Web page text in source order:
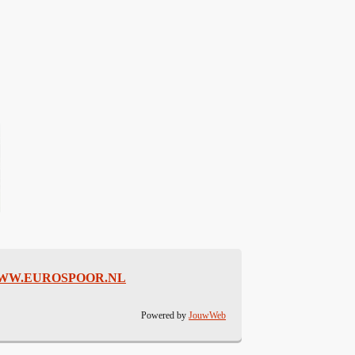
Powered byJouwWeb